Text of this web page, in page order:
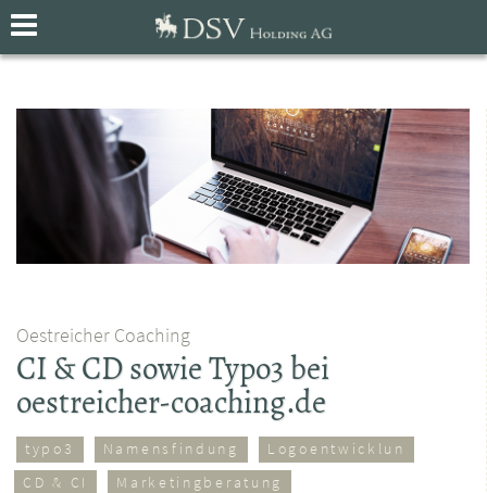
Oestreicher Coaching
CI & CD sowie Typo3 bei
oestreicher-coaching.de
typo3 Namensfindung
Logoentwicklun
CD & CI
Marketingberatung